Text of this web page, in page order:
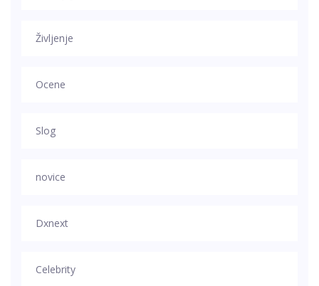
Življenje
Ocene
Slog
novice
Dxnext
Celebrity